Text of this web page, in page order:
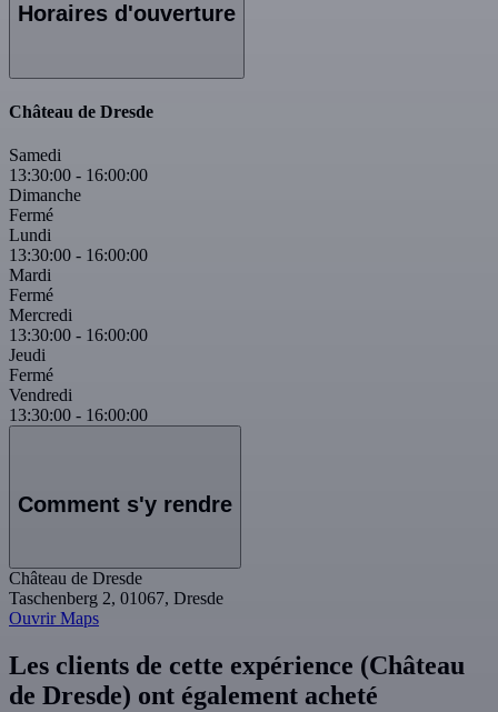
Horaires d'ouverture
Château de Dresde
Samedi
13:30:00 - 16:00:00
Dimanche
Fermé
Lundi
13:30:00 - 16:00:00
Mardi
Fermé
Mercredi
13:30:00 - 16:00:00
Jeudi
Fermé
Vendredi
13:30:00 - 16:00:00
Comment s'y rendre
Château de Dresde
Taschenberg 2, 01067, Dresde
Ouvrir Maps
Les clients de cette expérience (Château
de Dresde) ont également acheté